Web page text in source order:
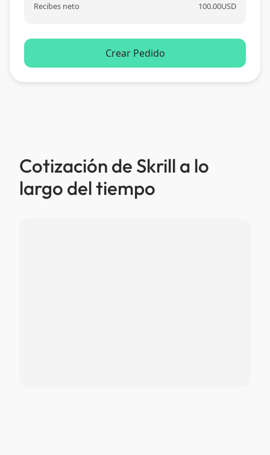
Recibes neto
100.00USD
Crear Pedido
Cotización de Skrill a lo
largo del tiempo